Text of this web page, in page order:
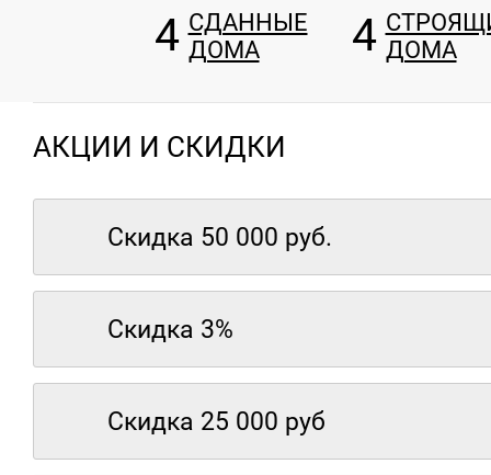
4 СДАННЫЕ
ДОМА
4 ДОМА
АКЦИИ И СКИДКИ
Скидка 50 000 руб.
Скидка 3%
Скидка 25 000 руб